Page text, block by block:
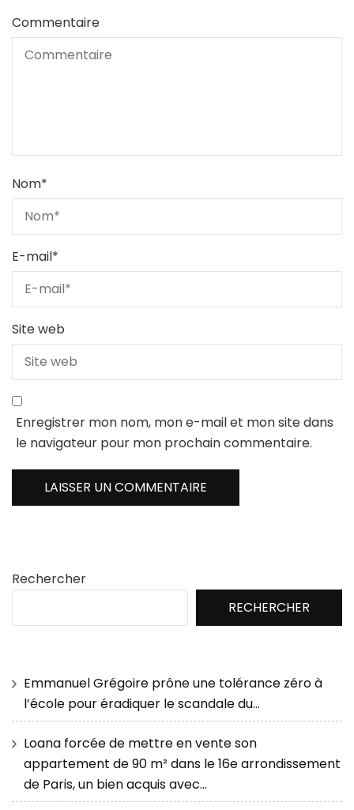
Commentaire
Nom*
E-mail*
Site web
Enregistrer mon nom, mon e-mail et mon site dans
le navigateur pour mon prochain commentaire.
Rechercher
RECHERCHER
Emmanuel Grégoire prône une tolérance zéro à
l’école pour éradiquer le scandale du…
Loana forcée de mettre en vente son
appartement de 90 m² dans le 16e arrondissement
de Paris, un bien acquis avec…